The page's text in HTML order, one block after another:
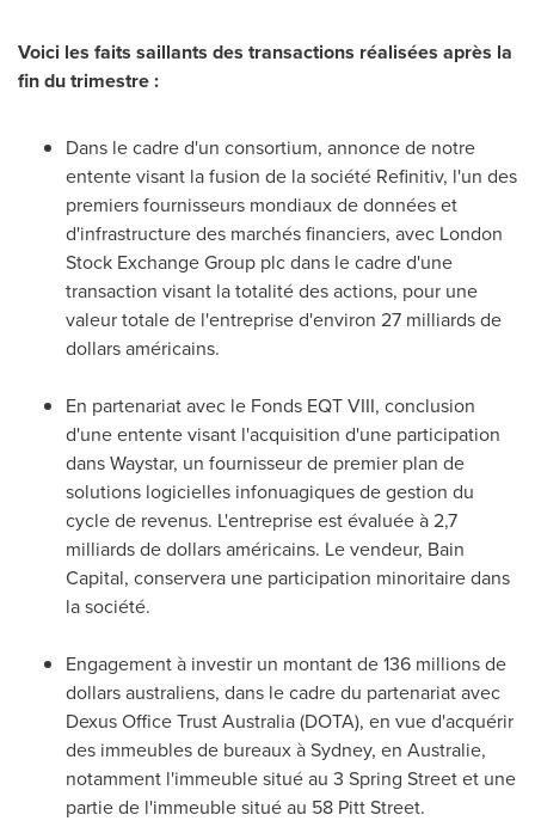
Voici les faits saillants des transactions réalisées après la
fin du trimestre :
Dans le cadre d'un consortium, annonce de notre
entente visant la fusion de la société Refinitiv, l'un des
premiers fournisseurs mondiaux de données et
d'infrastructure des marchés financiers, avec London
Stock Exchange Group plc dans le cadre d'une
transaction visant la totalité des actions, pour une
valeur totale de l'entreprise d'environ 27 milliards de
dollars américains.
En partenariat avec le Fonds EQT VIII, conclusion
d'une entente visant l'acquisition d'une participation
dans Waystar, un fournisseur de premier plan de
solutions logicielles infonuagiques de gestion du
cycle de revenus. L'entreprise est évaluée à 2,7
milliards de dollars américains. Le vendeur, Bain
Capital, conservera une participation minoritaire dans
la société.
Engagement à investir un montant de 136 millions de
dollars australiens, dans le cadre du partenariat avec
Dexus Office Trust Australia (DOTA), en vue d'acquérir
des immeubles de bureaux àSydney, en Australie,
notamment l'immeuble situé au 3 Spring Street et une
partie de l'immeuble situé au 58 Pitt Street.